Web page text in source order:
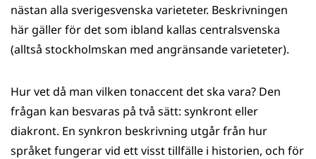
nästan alla sverigesvenska varieteter. Beskrivningen
här gäller för det som ibland kallas centralsvenska
(alltså stockholmskan med angränsande varieteter).
Hur vet då man vilken tonaccent det ska vara? Den
frågan kan besvaras på två sätt: synkront eller
diakront. En synkron beskrivning utgår från hur
språket fungerar vid ett visst tillfälle i historien, och för